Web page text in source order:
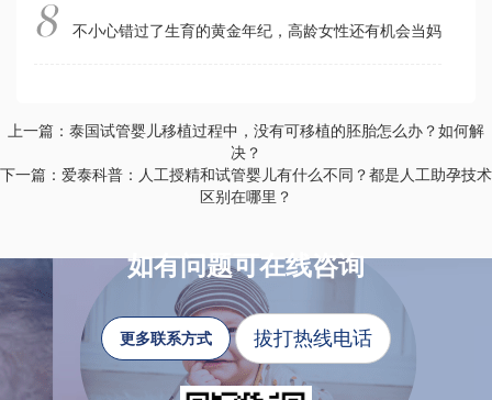
不小心错过了生育的黄金年纪，高龄女性还有机会当妈吗？
上一篇：泰国试管婴儿移植过程中，没有可移植的胚胎怎么办？如何解
决？
下一篇：爱泰科普：人工授精和试管婴儿有什么不同？都是人工助孕技术
区别在哪里？
如有问题可在线咨询
更多联系方式 拔打热线电话